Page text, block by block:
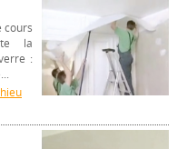
cours
la
: